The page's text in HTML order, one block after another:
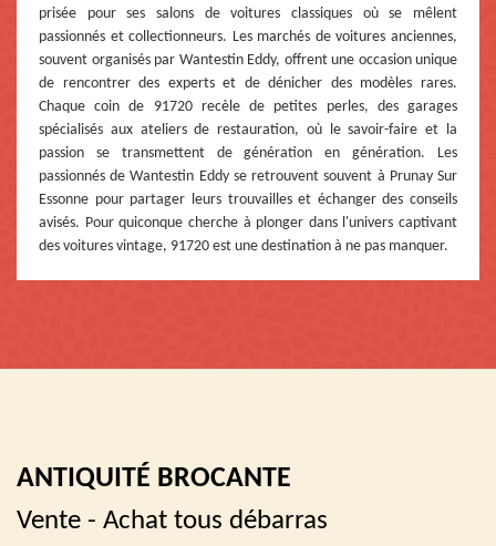
prisée pour ses salons de voitures classiques où se mêlent
passionnés et collectionneurs. Les marchés de voitures anciennes,
souvent organisés par Wantestin Eddy, offrent une occasion unique
de rencontrer des experts et de dénicher des modèles rares.
Chaque coin de 91720 recèle de petites perles, des garages
spécialisés aux ateliers de restauration, où le savoir-faire et la
passion se transmettent de génération en génération. Les
passionnés de Wantestin Eddy se retrouvent souvent à Prunay Sur
Essonne pour partager leurs trouvailles et échanger des conseils
avisés. Pour quiconque cherche à plonger dans l'univers captivant
des voitures vintage, 91720 est une destination à ne pas manquer.
ANTIQUITÉ BROCANTE
Vente - Achat tous débarras